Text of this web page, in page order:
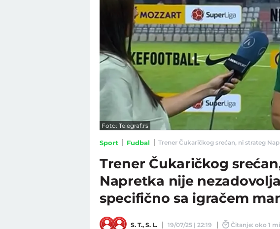
Foto: Telegraf.rs
Sport Fudbal Trener Čukaričkog srećan, ni strateg
Trener Čukaričkog
Napretka nije
specifično sa igračem
S. T., S. L. 19/07/25 | 22:19 Čitanje: oko 1